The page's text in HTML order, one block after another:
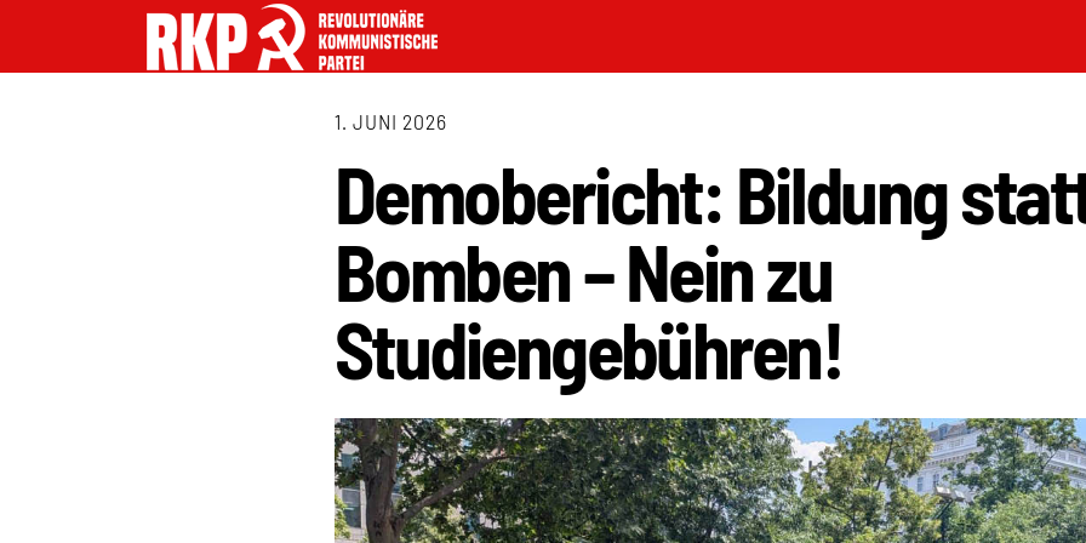
1. JUNI 2026
Demobericht: Bildung
Bomben – Nein zu
Studiengebühren!